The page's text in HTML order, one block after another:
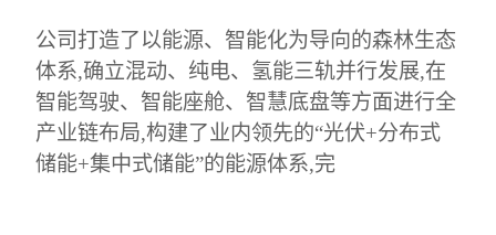
公司打造了以能源、智能化为导向的森林生态
体系,确立混动、纯电、氢能三轨并行发展,在
智能驾驶、智能座舱、智慧底盘等方面进行全
产业链布局,构建了业内领先的“光伏+分布式
储能+集中式储能”的能源体系,完